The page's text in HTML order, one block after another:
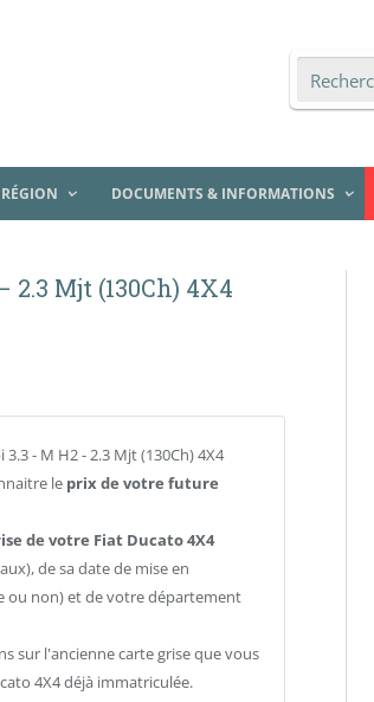
DOCUMENTS & INFORMATIONS
Mjt (130Ch) 4X4
- M H2 - 2.3 Mjt (130Ch) 4X4
le prix de votre future
de votre Fiat Ducato 4X4
de sa date de mise en
ou non) et de votre département
sur l'ancienne carte grise que vous
4X4 déjà immatriculée.